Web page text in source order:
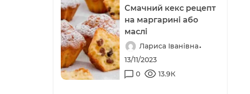
Смачний кекс рецепт
на маргарині або
маслі
Лариса Іванівна
13/11/2023
0
13.9К